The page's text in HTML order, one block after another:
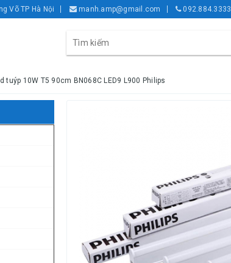
Võ TP Hà Nội manh.amp@gmail.com 092.884.3333
tuýp 10W T5 90cm BN068C LED9 L900 Philips